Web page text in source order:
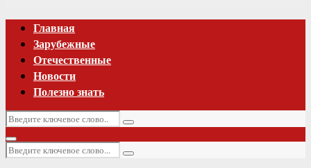
Главная
Зарубежные
Отечественные
Новости
Полезно знать
Искать:
Поиск
Основное
меню
Искать:
Поиск